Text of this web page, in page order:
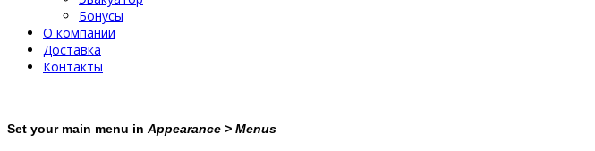
Бонусы
О компании
Доставка
Контакты
Set your main menu in Appearance > Menus